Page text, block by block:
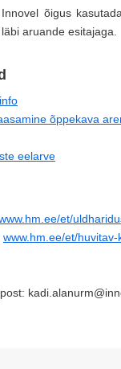
õigus
aruande esitajaga.
õppekava
eelarve
et/
www.hm.ee/et/huvitav-